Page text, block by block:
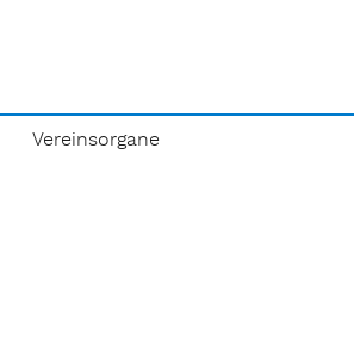
Vereinsorgane